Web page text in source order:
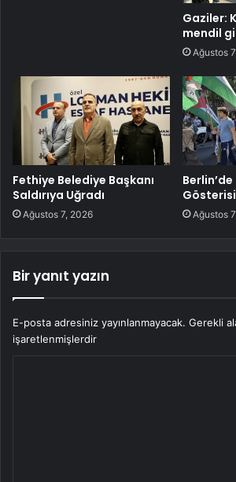
Gaziler:
mendil
Ağustos
Fethiye Belediye Başkanı
Saldırıya Uğradı
Ağustos 7, 2026
Gösterisi
Ağustos
Bir yanıt yazın
E-posta adresiniz yayınlanmayacak. Gerekli
işaretlenmişlerdir